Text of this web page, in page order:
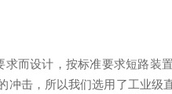
求而设计，按标准要求短路装
击，所以我们选用了工业级